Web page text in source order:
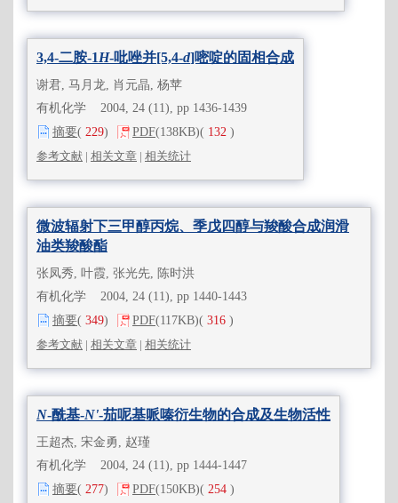
3,4-二胺-1H-吡唑并[5,4-d]嘧啶的固相合成
谢君, 马月龙, 肖元晶, 杨苹
有机化学 2004, 24 (11), pp 1436-1439
摘要( 229) PDF(138KB)( 132 )
参考文献 | 相关文章 | 相关统计
微波辐射下三甲醇丙烷、季戊四醇与羧酸合成润滑
油类羧酸酯
张凤秀, 叶霞, 张光先, 陈时洪
有机化学 2004, 24 (11), pp 1440-1443
摘要( 349) PDF(117KB)( 316 )
参考文献 | 相关文章 | 相关统计
N-酰基-N'-茄呢基哌嗪衍生物的合成及生物活性
王超杰, 宋金勇, 赵瑾
有机化学 2004, 24 (11), pp 1444-1447
摘要( 277) PDF(150KB)( 254 )